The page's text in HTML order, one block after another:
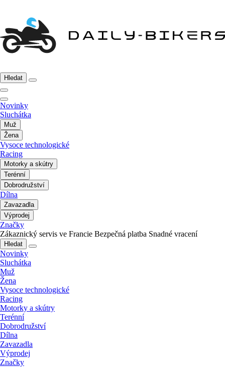
Hledat
Novinky
Sluchátka
Muž
Žena
Vysoce technologické
Racing
Motorky a skútry
Terénní
Dobrodružství
Dílna
Zavazadla
Výprodej
Značky
Zákaznický servis ve Francie Bezpečná platba Snadné vracení
Hledat
Novinky
Sluchátka
Muž
Žena
Vysoce technologické
Racing
Motorky a skútry
Terénní
Dobrodružství
Dílna
Zavazadla
Výprodej
Značky